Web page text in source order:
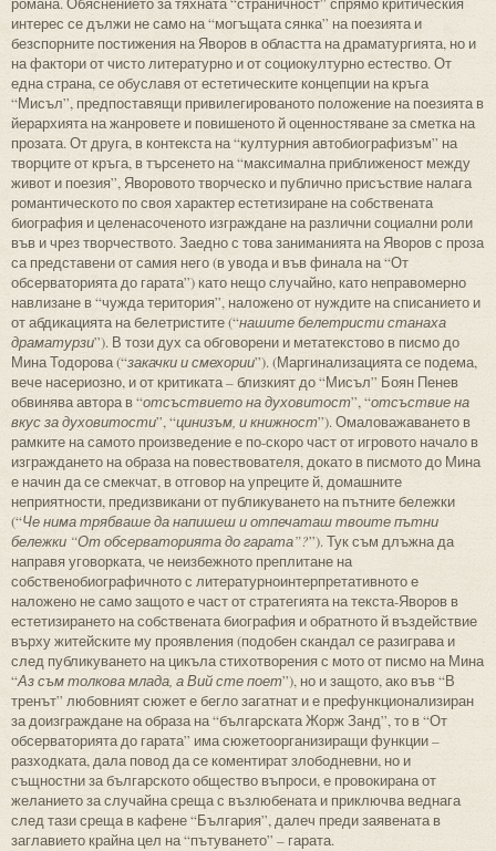
интерес се дължи не само на “могъщата сянка” на поезията и
безспорните постижения на Яворов в областта на драматургията, но и
на фактори от чисто литературно и от социокултурно естество. От
една страна, се обуславя от естетическите концепции на кръга
“Мисъл”, предпоставящи привилегированото положение на поезията в
йерархията на жанровете и повишеното й оценностяване за сметка на
прозата. От друга, в контекста на “културния автобиографизъм” на
творците от кръга, в търсенето на “максимална приближеност между
живот и поезия”, Яворовото творческо и публично присъствие налага
романтическото по своя характер естетизиране на собствената
биография и целенасоченото изграждане на различни социални роли
във и чрез творчеството. Заедно с това заниманията на Яворов с проза
са представени от самия него (в увода и във финала на “От
обсерваторията до гарата”) като нещо случайно, като неправомерно
навлизане в “чужда територия”, наложено от нуждите на списанието и
от абдикацията на белетристите (“нашите белетристи станаха
драматурзи”). В този дух са обговорени и метатекстово в писмо до
Мина Тодорова (“закачки и смехории”). (Маргинализацията се подема,
вече насериозно, и от критиката – близкият до “Мисъл” Боян Пенев
обвинява автора в “отсъствието на духовитост”, “отсъствие на
вкус за духовитости”, “цинизъм, и книжност”). Омаловажаването в
рамките на самото произведение е по-скоро част от игровото начало в
изграждането на образа на повествователя, докато в писмото до Мина
е начин да се смекчат, в отговор на упреците й, домашните
неприятности, предизвикани от публикуването на пътните бележки
(“Че нима трябваше да напишеш и отпечаташ твоите пътни
бележки “От обсерваторията до гарата”?”). Тук съм длъжна да
направя уговорката, че неизбежното преплитане на
собственобиографичното с литературноинтерпретативното е
наложено не само защото е част от стратегията на текста-Яворов в
естетизирането на собствената биография и обратното й въздействие
върху житейските му проявления (подобен скандал се разиграва и
след публикуването на цикъла стихотворения с мото от писмо на Мина
“Аз съм толкова млада, а Вий сте поет”), но и защото, ако във “В
тренът” любовният сюжет е бегло загатнат и е префункционализиран
за доизграждане на образа на “българската Жорж Занд”, то в “От
обсерваторията до гарата” има сюжетоорганизиращи функции –
разходката, дала повод да се коментират злободневни, но и
същностни за българското общество въпроси, е провокирана от
желанието за случайна среща с възлюбената и приключва веднага
след тази среща в кафене “България”, далеч преди заявената в
заглавието крайна цел на “пътуването” – гарата.